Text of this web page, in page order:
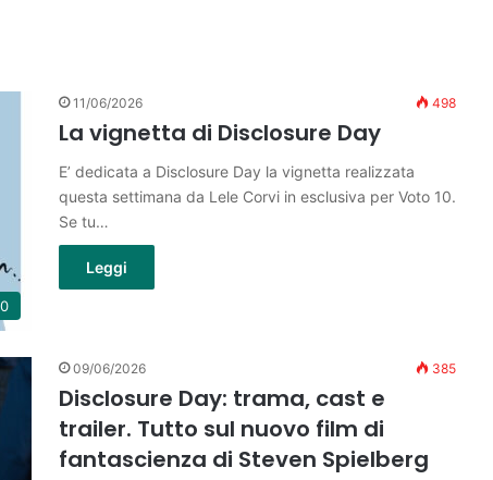
11/06/2026 498
La vignetta di Disclosure Day
E’ dedicata a Disclosure Day la vignetta realizzata
questa settimana da Lele Corvi in esclusiva per Voto 10.
Se tu…
Leggi
09/06/2026 385
Disclosure Day: trama, cast e
trailer. Tutto sul nuovo film di
fantascienza di Steven Spielberg